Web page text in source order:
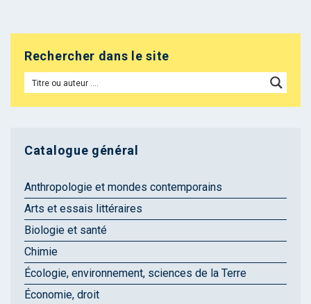
Rechercher dans le site
Catalogue général
Anthropologie et mondes contemporains
Arts et essais littéraires
Biologie et santé
Chimie
Écologie, environnement, sciences de la Terre
Économie, droit